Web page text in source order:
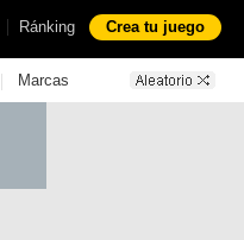
| Ránking Crea tu juego
| Marcas